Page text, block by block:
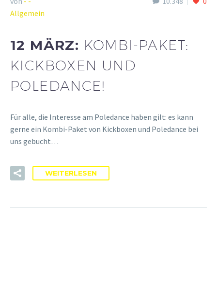
Allgemein
12 MÄRZ: KOMBI-PAKET:
KICKBOXEN UND
POLEDANCE!
Für alle, die Interesse am Poledance haben gilt: es kann
gerne ein Kombi-Paket von Kickboxen und Poledance bei
uns gebucht…
WEITERLESEN